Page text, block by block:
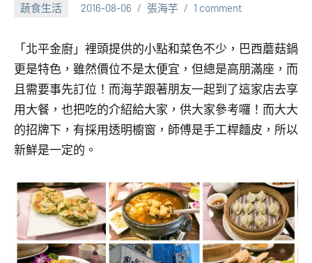
蔬食生活 2016-08-06 張海芋 1 comment
「北平金廚」裡頭提供的小點和菜色不少，巴西蘑菇鍋
更是特色，雖然價位不是太便宜，但總是高朋滿座，而
且需要事先訂位！而海芋跟著朋友一起到了這家店去享
用大餐，也把吃的介紹給大家，供大家參考囉！而大大
的招牌下，有採用透明櫥窗，師傅是手工桿麵皮，所以
新鮮是一定的。